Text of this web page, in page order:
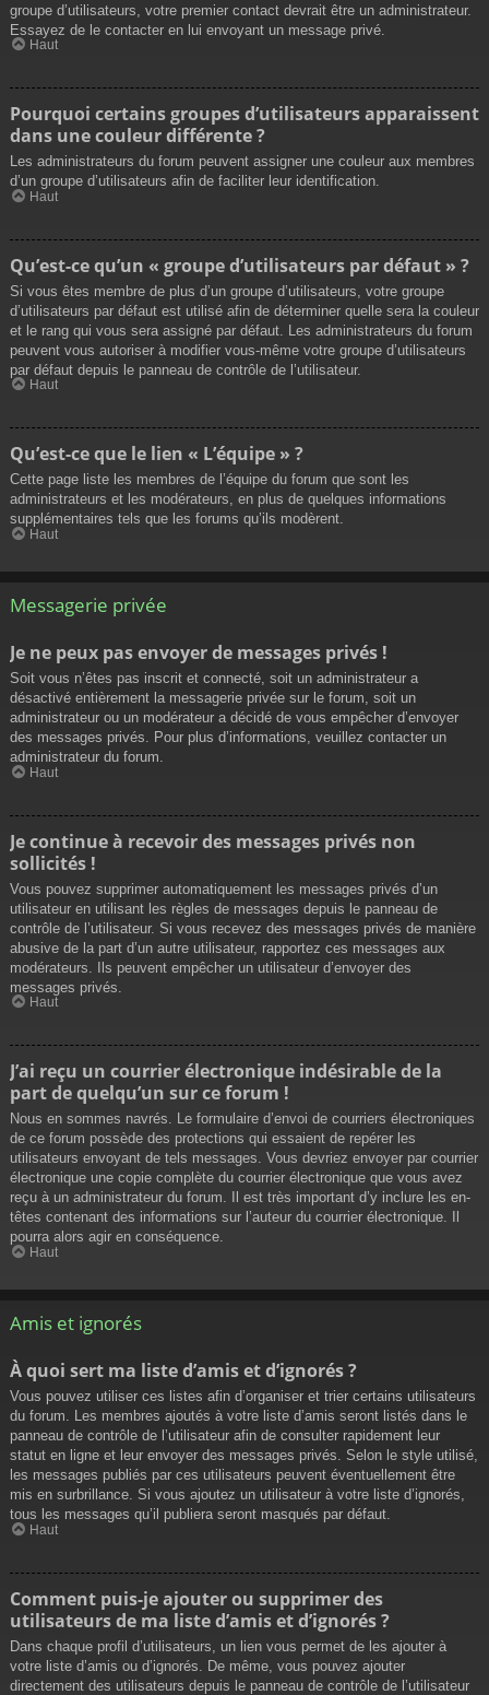
groupe d’utilisateurs, votre premier contact devrait être un administrateur.
Essayez de le contacter en lui envoyant un message privé.
Haut
Pourquoi certains groupes d’utilisateurs apparaissent
dans une couleur différente ?
Les administrateurs du forum peuvent assigner une couleur aux membres
d’un groupe d’utilisateurs afin de faciliter leur identification.
Haut
Qu’est-ce qu’un « groupe d’utilisateurs par défaut » ?
Si vous êtes membre de plus d’un groupe d’utilisateurs, votre groupe
d’utilisateurs par défaut est utilisé afin de déterminer quelle sera la couleur
et le rang qui vous sera assigné par défaut. Les administrateurs du forum
peuvent vous autoriser à modifier vous-même votre groupe d’utilisateurs
par défaut depuis le panneau de contrôle de l’utilisateur.
Haut
Qu’est-ce que le lien « L’équipe » ?
Cette page liste les membres de l’équipe du forum que sont les
administrateurs et les modérateurs, en plus de quelques informations
supplémentaires tels que les forums qu’ils modèrent.
Haut
Messagerie privée
Je ne peux pas envoyer de messages privés !
Soit vous n’êtes pas inscrit et connecté, soit un administrateur a
désactivé entièrement la messagerie privée sur le forum, soit un
administrateur ou un modérateur a décidé de vous empêcher d’envoyer
des messages privés. Pour plus d’informations, veuillez contacter un
administrateur du forum.
Haut
Je continue à recevoir des messages privés non
sollicités !
Vous pouvez supprimer automatiquement les messages privés d’un
utilisateur en utilisant les règles de messages depuis le panneau de
contrôle de l’utilisateur. Si vous recevez des messages privés de manière
abusive de la part d’un autre utilisateur, rapportez ces messages aux
modérateurs. Ils peuvent empêcher un utilisateur d’envoyer des
messages privés.
Haut
J’ai reçu un courrier électronique indésirable de la
part de quelqu’un sur ce forum !
Nous en sommes navrés. Le formulaire d’envoi de courriers électroniques
de ce forum possède des protections qui essaient de repérer les
utilisateurs envoyant de tels messages. Vous devriez envoyer par courrier
électronique une copie complète du courrier électronique que vous avez
reçu à un administrateur du forum. Il est très important d’y inclure les en-
têtes contenant des informations sur l’auteur du courrier électronique. Il
pourra alors agir en conséquence.
Haut
Amis et ignorés
À quoi sert ma liste d’amis et d’ignorés ?
Vous pouvez utiliser ces listes afin d’organiser et trier certains utilisateurs
du forum. Les membres ajoutés à votre liste d’amis seront listés dans le
panneau de contrôle de l’utilisateur afin de consulter rapidement leur
statut en ligne et leur envoyer des messages privés. Selon le style utilisé,
les messages publiés par ces utilisateurs peuvent éventuellement être
mis en surbrillance. Si vous ajoutez un utilisateur à votre liste d’ignorés,
tous les messages qu’il publiera seront masqués par défaut.
Haut
Comment puis-je ajouter ou supprimer des
utilisateurs de ma liste d’amis et d’ignorés ?
Dans chaque profil d’utilisateurs, un lien vous permet de les ajouter à
votre liste d’amis ou d’ignorés. De même, vous pouvez ajouter
directement des utilisateurs depuis le panneau de contrôle de l’utilisateur